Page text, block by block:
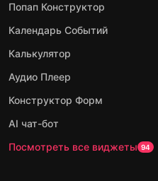
Попап Конструктор
Календарь Событий
Калькулятор
Аудио Плеер
Конструктор Форм
AI чат-бот
Посмотреть все виджеты 94